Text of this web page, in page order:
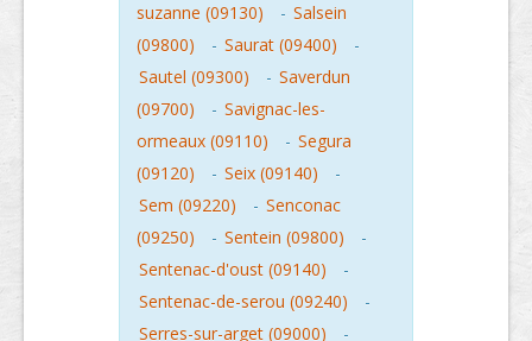
suzanne (09130)
- Salsein
(09800)
- Saurat (09400)
-
Sautel (09300)
- Saverdun
(09700)
- Savignac-les-
ormeaux (09110)
- Segura
(09120)
- Seix (09140)
-
Sem (09220)
- Senconac
(09250)
- Sentein (09800)
-
Sentenac-d'oust (09140)
-
Sentenac-de-serou (09240)
-
Serres-sur-arget (09000)
-